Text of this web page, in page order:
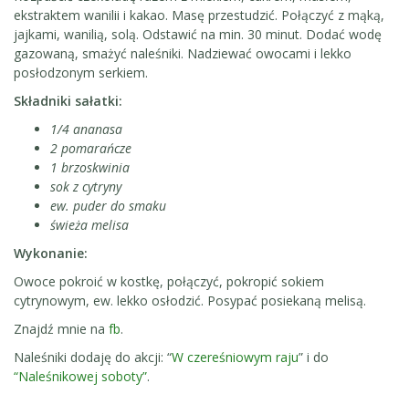
ekstraktem wanilii i kakao. Masę przestudzić. Połączyć z mąką,
jajkami, wanilią, solą. Odstawić na min. 30 minut. Dodać wodę
gazowaną, smażyć naleśniki. Nadziewać owocami i lekko
posłodzonym serkiem.
Składniki sałatki:
1/4 ananasa
2 pomarańcze
1 brzoskwinia
sok z cytryny
ew. puder do smaku
świeża melisa
Wykonanie:
Owoce pokroić w kostkę, połączyć, pokropić sokiem
cytrynowym, ew. lekko osłodzić. Posypać posiekaną melisą.
Znajdź mnie na fb.
Naleśniki dodaję do akcji: “W czereśniowym raju” i do
“Naleśnikowej soboty”.